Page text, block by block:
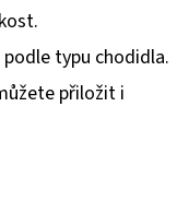
typu chodidla.
přiložit i